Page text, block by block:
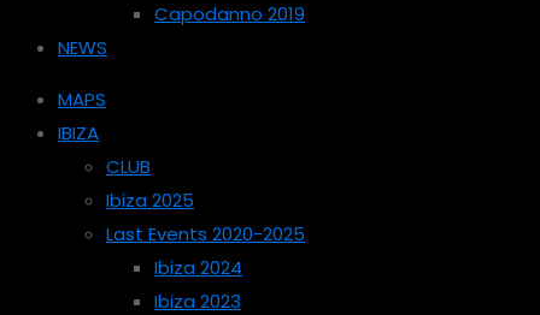
Capodanno 2019
NEWS
MAPS
IBIZA
CLUB
Ibiza 2025
Last Events 2020-2025
Ibiza 2024
Ibiza 2023